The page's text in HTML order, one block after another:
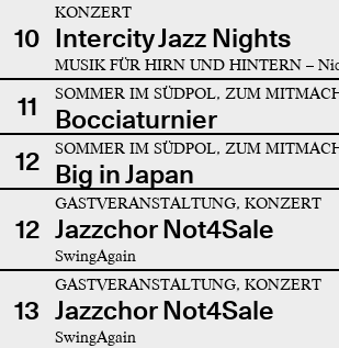
10
KONZERT
Intercity Jazz Nights
MUSIK FÜR HIRN UND HINTERN –
11 SOMMER IM SÜDPOL, ZUM
Bocciaturnier
12
SOMMER IM SÜDPOL, ZUM
Big in Japan
12
GASTVERANSTALTUNG, KONZERT
Jazzchor Not4Sale
SwingAgain
13
GASTVERANSTALTUNG, KONZERT
Jazzchor Not4Sale
SwingAgain